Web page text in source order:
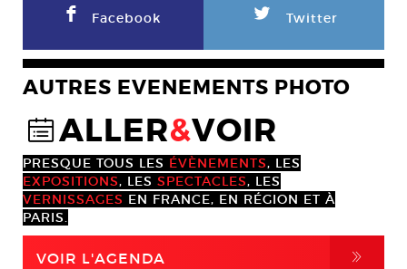
F Facebook L Twitter
AUTRES EVENEMENTS PHOTO
@ALLER&VOIR
PRESQUE TOUS LES ÉVÈNEMENTS, LES
EXPOSITIONS, LES SPECTACLES, LES
VERNISSAGES EN FRANCE, EN RÉGION ET À
PARIS.
VOIR L'AGENDA ,